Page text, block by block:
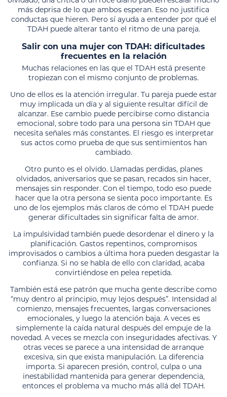
más deprisa de lo que ambos esperan. Eso no justifica
conductas que hieren. Pero sí ayuda a entender por qué el
TDAH puede alterar tanto el ritmo de una pareja.
Salir con una mujer con TDAH: dificultades
frecuentes en la relación
Muchas relaciones en las que el TDAH está presente
tropiezan con el mismo conjunto de problemas.
Uno de ellos es la atención irregular. Tu pareja puede estar
muy implicada un día y al siguiente resultar difícil de
alcanzar. Ese cambio puede percibirse como distancia
emocional, sobre todo para una persona sin TDAH que
necesita señales más constantes. El riesgo es interpretar
sus actos como prueba de que sus sentimientos han
cambiado.
Otro punto es el olvido. Llamadas perdidas, planes
olvidados, aniversarios que se pasan, recados sin hacer,
mensajes sin responder. Con el tiempo, todo eso puede
hacer que la otra persona se sienta poco importante. Es
uno de los ejemplos más claros de cómo el TDAH puede
generar dificultades sin significar falta de amor.
La impulsividad también puede desordenar el dinero y la
planificación. Gastos repentinos, compromisos
improvisados o cambios a última hora pueden desgastar la
confianza. Si no se habla de ello con claridad, acaba
convirtiéndose en pelea repetida.
También está ese patrón que mucha gente describe como
“muy dentro al principio, muy lejos después”. Intensidad al
comienzo, mensajes frecuentes, largas conversaciones
emocionales, y luego la atención baja. A veces es
simplemente la caída natural después del empuje de la
novedad. A veces se mezcla con inseguridades afectivas. Y
otras veces se parece a una intensidad de arranque
excesiva, sin que exista manipulación. La diferencia
importa. Si aparecen presión, control, culpa o una
inestabilidad mantenida para generar dependencia,
entonces el problema va mucho más allá del TDAH.